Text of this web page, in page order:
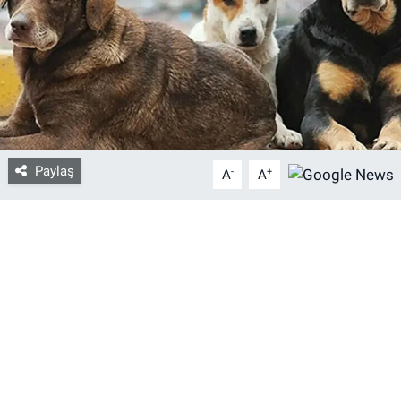
Paylaş A- A+
Yaşam
Gözden Kaçmasın
İletişim (Künye)